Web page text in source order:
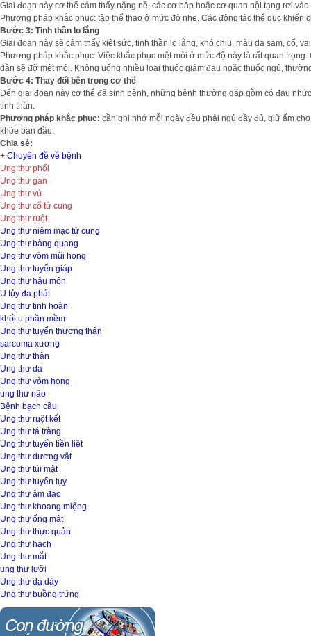
Giai đoạn này cơ thể cảm thấy nặng nề, các cơ bắp hoặc cơ quan nội tạng rơi
Phương pháp khắc phục: tập thể thao ở mức độ nhẹ. Các động tác thể dục
Bước 3: Tinh thần lo lắng
Giai đoạn này sẽ cảm thấy kiệt sức, tinh thần lo lắng, khó chịu, màu da sạm, cổ,
Phương pháp khắc phục: Việc khắc phục mệt mỏi ở mức độ này là rất quan
dần sẽ đỡ mệt mỏi. Không uống nhiều loại thuốc giảm đau hoặc thuốc ngủ,
Bước 4: Thay đổi bên trong cơ thể
Đến giai đoạn này cơ thể đã sinh bệnh, những bệnh thường gặp gồm có đau
tinh thần.
Phương pháp khắc phục: cần ghi nhớ mỗi ngày đều phải ngủ đầy đủ, giữ ấm
khỏe ban đầu.
Chia sẻ:
+ Chuyên đề về bệnh
Ung thư phổi
Ung thư gan
Ung thư vú
Ung thư cổ tử cung
Ung thư ruột
Ung thư niêm mạc tử cung
Ung thư bàng quang
Ung thư vòm mũi họng
Ung thư tuyến giáp
Ung thư hậu môn
U tủy đa phát
Ung thư tinh hoàn
khối u phần mềm
Ung thư tuyến thượng thận
sarcoma xương
Ung thư thận
Ung thư da
Ung thư vòm họng
ung thư não
Bệnh bạch cầu
Ung thư ruột kết
Ung thư tá tràng
Ung thư tuyến tiền liệt
Ung thư dương vật
Ung thư túi mật
Ung thư tuyến tụy
Ung thư âm đạo
Ung thư khoang miệng
Ung thư ống mật
Ung thư thực quản
Ung thư hạch
Ung thư mắt
ung thư lưỡi
Ung thư dạ dày
Ung thư buồng trứng